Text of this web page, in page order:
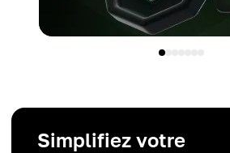
Simplifiez votre